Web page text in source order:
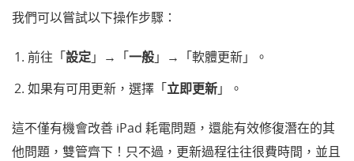
我們可以嘗試以下操作步驟：
前往「設定」→「一般」→「軟體更新」。
如果有可用更新，選擇「立即更新」。
這不僅有機會改善 iPad 耗電問題，還能有效修復潛在的其
他問題，雙管齊下！只不過，更新過程往往很費時間，並且